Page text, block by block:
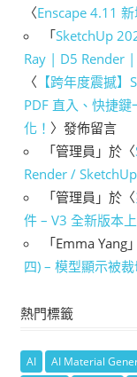
〈Enscape 4.11
「SketchUp
Ray | D5 Render
〈 【跨年度震撼
PDF 直入、快捷
化！ 〉發佈留言
「管理員 」於〈
Render /
「管理員 」於〈
件 – V3 全新版本
「Emma Yang
四) – 模型顯示被裁
熱門標籤
AI AI Material